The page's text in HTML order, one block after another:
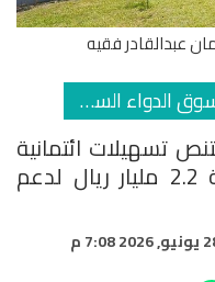
عبدالقادر فقيه
سوق الدواء السعودي
تسهيلات ائتمانية
متوافقة مع الشريعة بقيمة 2.2 مليار ريال لدعم